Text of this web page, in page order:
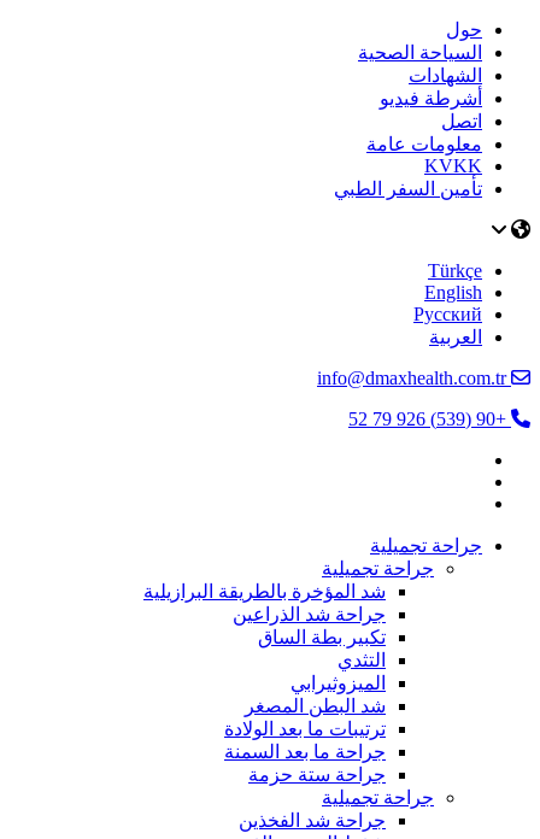
حول
السياحة الصحية
الشهادات
أشرطة فيديو
اتصل
معلومات عامة
KVKK
تأمين السفر الطبي
Türkçe
English
Русский
العربية
info@dmaxhealth.com.tr
+90 (539) 926 79 52
جراحة تجميلية
جراحة تجميلية
شد المؤخرة بالطريقة البرازيلية
جراحة شد الذراعين
تكبير بطة الساق
التثدي
الميزوثيرابي
شد البطن المصغر
ترتيبات ما بعد الولادة
جراحة ما بعد السمنة
جراحة ستة حزمة
جراحة تجميلية
جراحة شد الفخذين